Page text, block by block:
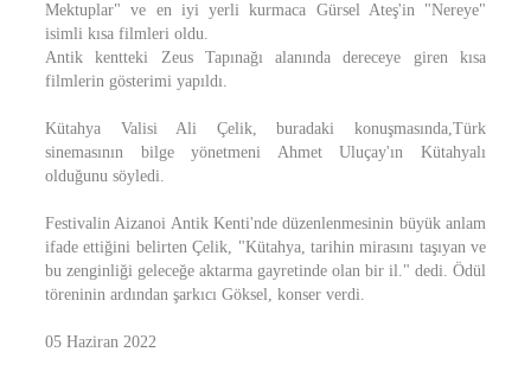
Mektuplar" ve en iyi yerli kurmaca Gürsel Ateş'in "Nereye"
isimli kısa filmleri oldu.
Antik kentteki Zeus Tapınağı alanında dereceye giren kısa
filmlerin gösterimi yapıldı.
Kütahya Valisi Ali Çelik, buradaki konuşmasında,Türk
sinemasının bilge yönetmeni Ahmet Uluçay'ın Kütahyalı
olduğunu söyledi.
Festivalin Aizanoi Antik Kenti'nde düzenlenmesinin büyük anlam
ifade ettiğini belirten Çelik, "Kütahya, tarihin mirasını taşıyan ve
bu zenginliği geleceğe aktarma gayretinde olan bir il." dedi. Ödül
töreninin ardından şarkıcı Göksel, konser verdi.
05 Haziran 2022